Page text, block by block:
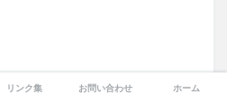
リンク集 お問い合わせ ホーム